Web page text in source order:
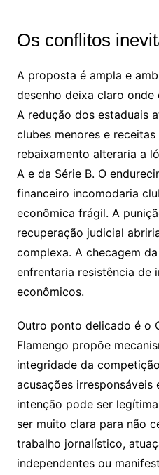
Os conflitos
A proposta é ampla e
desenho deixa claro onde
A redução dos estaduais
clubes menores e
rebaixamento alteraria a
A e da Série B. O
financeiro incomodaria
econômica frágil. A
recuperação judicial
complexa. A checagem
enfrentaria resistência de
econômicos.
Outro ponto delicado é o
Flamengo propõe
integridade da
acusações irresponsáveis
intenção pode ser
ser muito clara para não
trabalho jornalístico,
independentes ou